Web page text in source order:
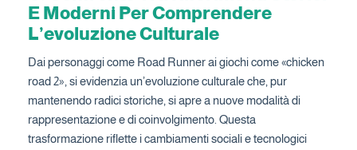
E Moderni Per Comprendere
L’evoluzione Culturale
Dai personaggi come Road Runner ai giochi come «chicken
road 2», si evidenzia un’evoluzione culturale che, pur
mantenendo radici storiche, si apre a nuove modalità di
rappresentazione e di coinvolgimento. Questa
trasformazione riflette i cambiamenti sociali e tecnologici